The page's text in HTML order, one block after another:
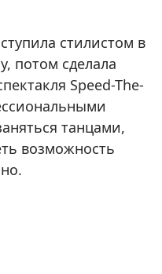
стилистом в
потом сделала
Speed-The-
танцами,
возможность